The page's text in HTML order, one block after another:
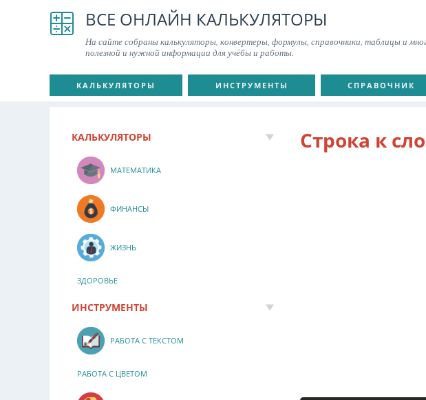
ВСЕ ОНЛАЙН КАЛЬКУЛЯТОРЫ
На сайте собраны калькуляторы, конвертеры, формулы, справочники, таблицы и
полезной и нужной информации для учёбы и работы.
КАЛЬКУЛЯТОРЫ ИНСТРУМЕНТЫ СПРАВОЧНИК
Строка к
КАЛЬКУЛЯТОРЫ
МАТЕМАТИКА
ФИНАНСЫ
ЖИЗНЬ
ЗДОРОВЬЕ
ИНСТРУМЕНТЫ
РАБОТА С ТЕКСТОМ
РАБОТА С ЦВЕТОМ